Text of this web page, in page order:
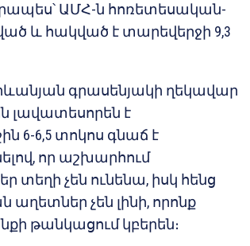
ԱՄՀ-ն հոռետեսական-
և հակված է տարեվերջի 9,3
գրասենյակի ղեկավար
լավատեսորեն է
6-6,5 տոկոս գնաճ է
որ աշխարհում
տեղի չեն ունենա, իսկ հենց
չեն լինի, որոնք
թանկացում կբերեն։